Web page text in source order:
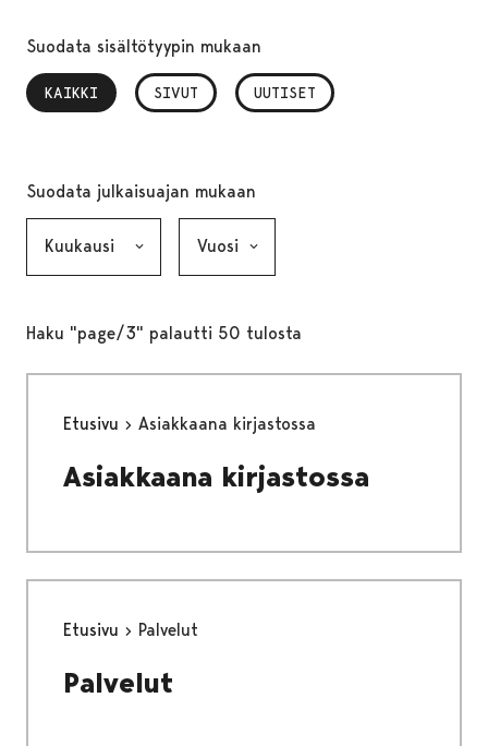
Suodata sisältötyypin mukaan
KAIKKI
, VALITTU SIVUT UUTISET
Suodata julkaisuajan mukaan
Haku "page/3" palautti 50 tulosta
Etusivu Asiakkaana kirjastossa
Asiakkaana kirjastossa
Etusivu Palvelut
Palvelut